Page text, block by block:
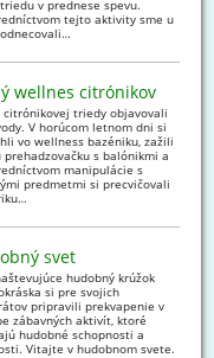
v prednese spevu.
tejto aktivity sme u
wellnes citrónikov
citrónikovej triedy objavovali
V horúcom letnom dni si
vo wellness bazéniku, zažili
prehadzovačku s balónikmi a
manipulácie s
predmetmi si precvičovali
svet
hudobný krúžok
si pre svojich
pripravili prekvapenie v
zábavných aktivít, ktoré
hudobné schopnosti a
Vitajte v hudobnom svete.